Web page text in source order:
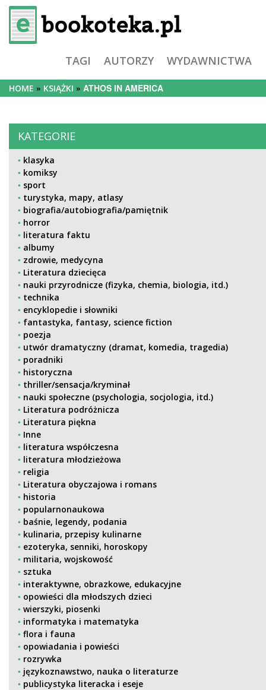
TAGI AUTORZY WYDAWNICTWA
HOME KSIĄŻKI ATHOS IN AMERICA
KATEGORIE
klasyka
komiksy
sport
turystyka, mapy, atlasy
biografia/autobiografia/pamiętnik
horror
literatura faktu
albumy
zdrowie, medycyna
Literatura dziecięca
nauki przyrodnicze (fizyka, chemia, biologia, itd.)
technika
encyklopedie i słowniki
fantastyka, fantasy, science fiction
poezja
utwór dramatyczny (dramat, komedia, tragedia)
poradniki
historyczna
thriller/sensacja/kryminał
nauki społeczne (psychologia, socjologia, itd.)
Literatura podróżnicza
Literatura piękna
Inne
literatura współczesna
literatura młodzieżowa
religia
Literatura obyczajowa i romans
historia
popularnonaukowa
baśnie, legendy, podania
kulinaria, przepisy kulinarne
ezoteryka, senniki, horoskopy
militaria, wojskowość
sztuka
interaktywne, obrazkowe, edukacyjne
opowieści dla młodszych dzieci
wierszyki, piosenki
informatyka i matematyka
flora i fauna
opowiadania i powieści
rozrywka
językoznawstwo, nauka o literaturze
publicystyka literacka i eseje